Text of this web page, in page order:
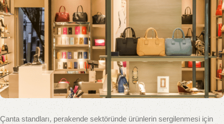
Çanta standları, perakende sektöründe ürünlerin sergilenmesi için